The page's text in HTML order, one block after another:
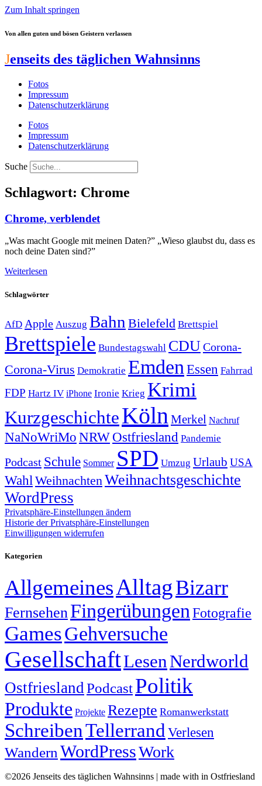
Zum Inhalt springen
Von allen guten und bösen Geistern verlassen
Jenseits des täglichen Wahnsinns
Fotos
Impressum
Datenschutzerklärung
Fotos
Impressum
Datenschutzerklärung
Suche
Schlagwort: Chrome
Chrome, verblendet
„Was macht Google mit meinen Daten?” „Wieso glaubst du, dass es
noch deine Daten sind?”
Weiterlesen
Schlagwörter
AfD Apple Auszug Bahn Bielefeld Brettspiel
Brettspiele Bundestagswahl CDUCorona-
Corona-Virus Demokratie Emden Essen Fahrrad
FDP Hartz IV iPhone Ironie Krieg Krimi
KurzgeschichteKöln Merkel Nachruf
NaNoWriMo NRWOstfriesland Pandemie
Podcast Schule Sommer SPD Umzug Urlaub USA
Wahl Weihnachten Weihnachtsgeschichte
WordPress
Privatsphäre-Einstellungen ändern
Historie der Privatsphäre-Einstellungen
Einwilligungen widerrufen
Kategorien
AllgemeinesAlltagBizarr
FernsehenFingerübungen Fotografie
GamesGehversuche
GesellschaftLesenNerdworld
OstfrieslandPodcastPolitik
Produkte Projekte Rezepte Romanwerkstatt
SchreibenTellerrand Verlesen
Wandern WordPressWork
©2026 Jenseits des täglichen Wahnsinns | made with in Ostfriesland